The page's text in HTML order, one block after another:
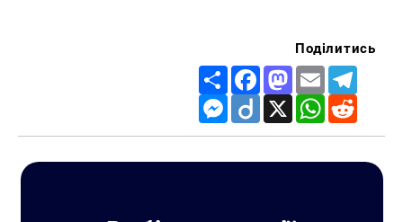
Поділитись
Share FacebookMastodon
Email
Messenger
Diigo X WhatsApp